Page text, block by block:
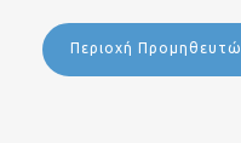
Περιοχή